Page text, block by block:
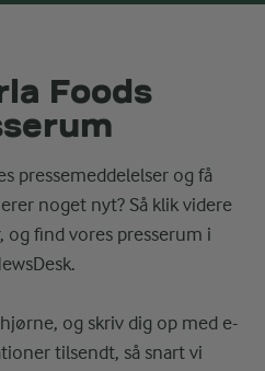
Foods
pressemeddelelser og få
noget nyt? Så klik videre
og find vores presserum i
og skriv dig op med e-
tilsendt, så snart vi